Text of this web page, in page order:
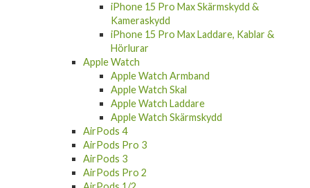
iPhone 15 Pro Max Skärmskydd &
Kameraskydd
iPhone 15 Pro Max Laddare, Kablar &
Hörlurar
Apple Watch
Apple Watch Armband
Apple Watch Skal
Apple Watch Laddare
Apple Watch Skärmskydd
AirPods 4
AirPods Pro 3
AirPods 3
AirPods Pro 2